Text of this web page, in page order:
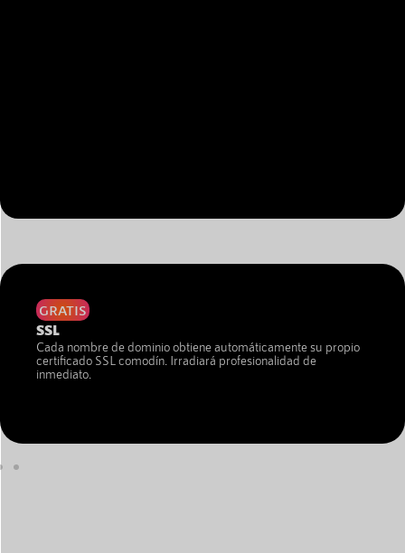
GRATIS
SSL
Cada nombre de dominio obtiene automáticamente su propio
certificado SSL comodín. Irradiará profesionalidad de
inmediato.